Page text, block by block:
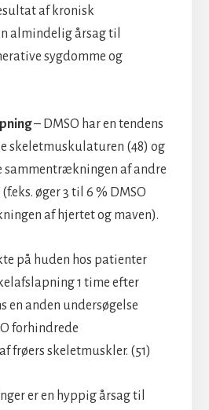
af kronisk
almindelig årsag til
sygdomme og
– DMSO har en tendens
skeletmuskulaturen (48) og
sammentrækningen af andre
øger 3 til 6 % DMSO
af hjertet og maven).
på huden hos patienter
1 time efter
en anden undersøgelse
forhindrede
frøers skeletmuskler. (51)
er en hyppig årsag til